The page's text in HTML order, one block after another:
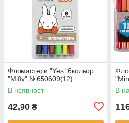
Фломастери "Yes" 6кольор.
"Miffy" №650609(12)
В наявності
42,90 ₴
В